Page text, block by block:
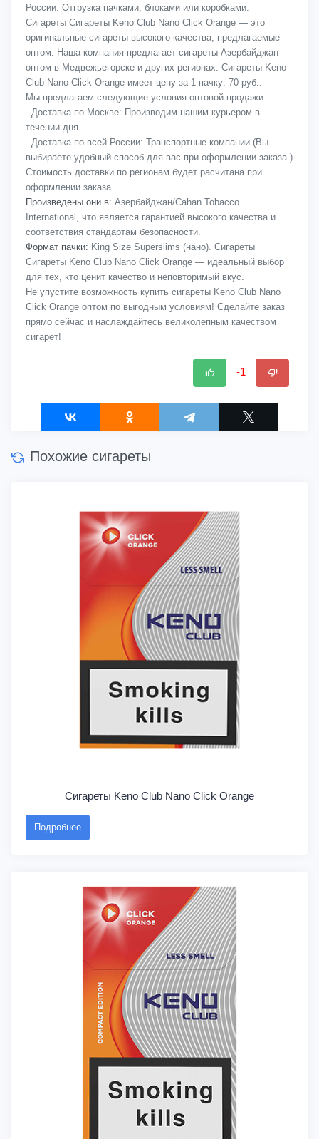
России. Отгрузка пачками, блоками или коробками.
Сигареты Сигареты Keno Club Nano Click Orange — это
оригинальные сигареты высокого качества, предлагаемые
оптом. Наша компания предлагает сигареты Азербайджан
оптом в Медвежьегорске и других регионах. Сигареты Keno
Club Nano Click Orange имеет цену за 1 пачку: 70 руб..
Мы предлагаем следующие условия оптовой продажи:
- Доставка по Москве: Производим нашим курьером в
течении дня
- Доставка по всей России: Транспортные компании (Вы
выбираете удобный способ для вас при оформлении заказа.)
Стоимость доставки по регионам будет расчитана при
оформлении заказа
Произведены они в: Азербайджан/Cahan Tobacco
International, что является гарантией высокого качества и
соответствия стандартам безопасности.
Формат пачки: King Size Superslims (нано). Сигареты
Сигареты Keno Club Nano Click Orange — идеальный выбор
для тех, кто ценит качество и неповторимый вкус.
Не упустите возможность купить сигареты Keno Club Nano
Click Orange оптом по выгодным условиям! Сделайте заказ
прямо сейчас и наслаждайтесь великолепным качеством
сигарет!
-1
Похожие сигареты
Сигареты Keno Club Nano Click Orange
Подробнее